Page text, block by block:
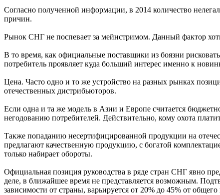
Согласно полученной информации, в 2014 количество
причин.
Рынок СНГ не поспевает за мейнстримом. Данный фактор
В то время, как официальные поставщики из боязни
потребитель проявляет куда больший интерес именно к
Цена. Часто одно и то же устройство на разных рынках
отечественных дистрибьюторов.
Если одна и та же модель в Азии и Европе считается
негодованию потребителей. Действительно, кому охота
Также попаданию несертифицированной продукции на
предлагают качественную продукцию, с богатой
только набирает обороты.
Официальная позиция руководства в ряде стран СНГ явно
деле, в ближайшее время не представляется возможным.
зависимости от страны, варьируется от 20% до 45% от общего